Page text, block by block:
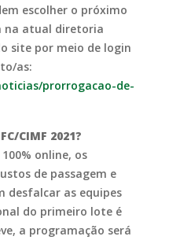
escolher o próximo
na atual diretoria
site por meio de login
as:
prorrogacao-de-
CIMF 2021?
online, os
de passagem e
desfalcar as equipes
do primeiro lote é
a programação será